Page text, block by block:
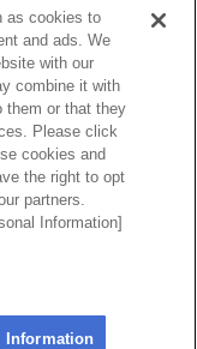
ードを探したり、
たのが、今は
、すごく便利にな
女性
て皆に感謝されま
すね！
よび会員扱
個人情報保護方針
or Share My Personal
Information
as cookies to
and ads. We
with our
combine it with
them or that they
Please click
cookies and
the right to opt
partners.
Information]
Information